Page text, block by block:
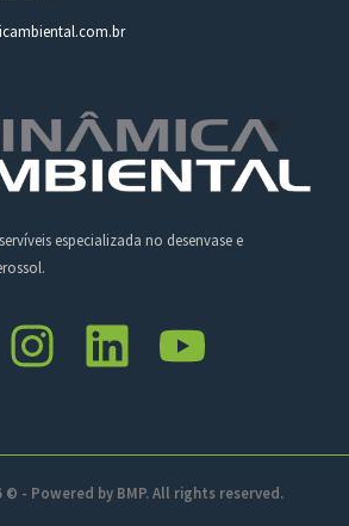
especializada no desenvase e
© - Powered by BMP. All rights reserved.